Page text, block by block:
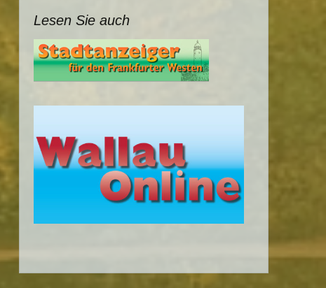
Lesen Sie auch